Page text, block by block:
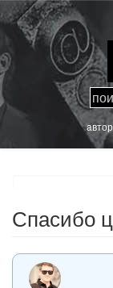
Перейти
к
основному
содержанию
Спасибо